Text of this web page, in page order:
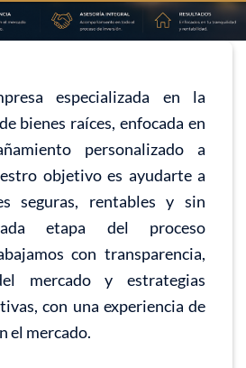
especializada en la
bienes raíces, enfocada en
personalizado a
objetivo es ayudarte a
seguras, rentables y sin
etapa del proceso
con transparencia,
mercado y estrategias
con una experiencia de
el mercado.